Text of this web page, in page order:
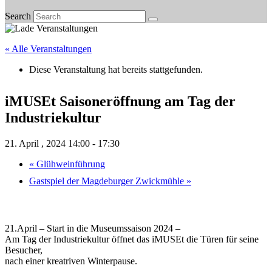
Search
« Alle Veranstaltungen
Diese Veranstaltung hat bereits stattgefunden.
iMUSEt Saisoneröffnung am Tag der
Industriekultur
21. April , 2024 14:00 - 17:30
« Glühweinführung
Gastspiel der Magdeburger Zwickmühle »
21.April – Start in die Museumssaison 2024 –
Am Tag der Industriekultur öffnet das iMUSEt die Türen für seine
Besucher,
nach einer kreatriven Winterpause.